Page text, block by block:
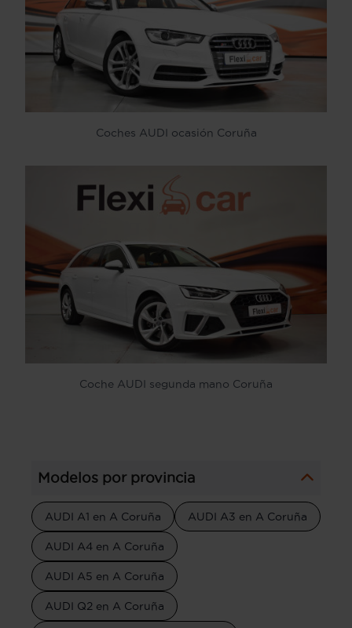
Coches AUDI ocasión Coruña
Coche AUDI segunda mano Coruña
Modelos por provincia
AUDI A1 en A Coruña AUDI A3 en A Coruña
AUDI A4 en A Coruña
AUDI A5 en A Coruña
AUDI Q2 en A Coruña